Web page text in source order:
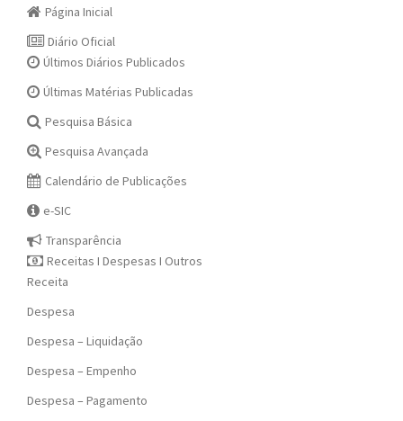
Página Inicial
Diário Oficial
Últimos Diários Publicados
Últimas Matérias Publicadas
Pesquisa Básica
Pesquisa Avançada
Calendário de Publicações
e-SIC
Transparência
Receitas I Despesas I Outros
Receita
Despesa
Despesa – Liquidação
Despesa – Empenho
Despesa – Pagamento